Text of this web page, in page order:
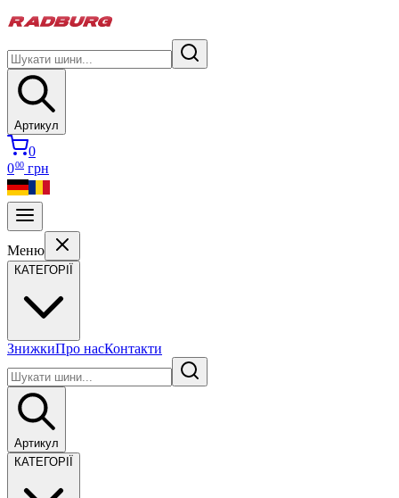
Артикул
0
000 грн
Меню
КАТЕГОРІЇ
ЗнижкиПро насКонтакти
Артикул
КАТЕГОРІЇ